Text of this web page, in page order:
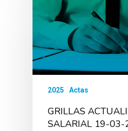
2025 Actas
GRILLAS
SALARIAL 19-03-